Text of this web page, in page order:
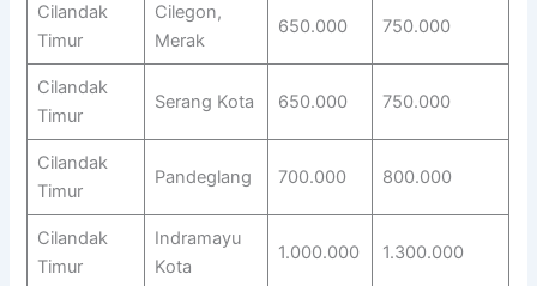
Cilandak
Timur
Cilegon,
Merak
650.000 750.000
Cilandak
Timur
Serang Kota 650.000 750.000
Cilandak
Timur
Pandeglang 700.000 800.000
Cilandak
Timur
Indramayu
Kota
1.000.000 1.300.000